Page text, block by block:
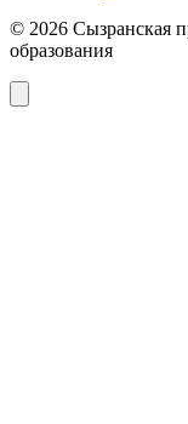
© 2026 Сызранская
образования